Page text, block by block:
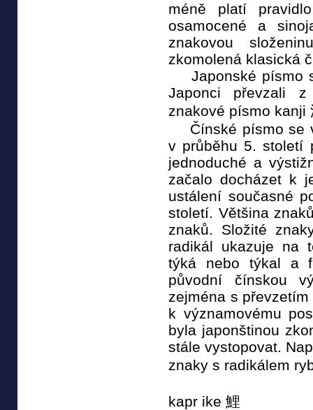
méně platí
osamocené a
znakovou
zkomolená klasická
Japonské písmo
Japonci převzali
znakové písmo kanji
Čínské písmo se
v průběhu 5. století
jednoduché a
začalo docházet k
ustálení současné
století. Většina
znaků. Složité
radikál ukazuje na
týká nebo týkal a
původní čínskou
zejména s
k významovému
byla japonštinou
stále vystopovat.
znaky s radikálem
kapr ike 鯉